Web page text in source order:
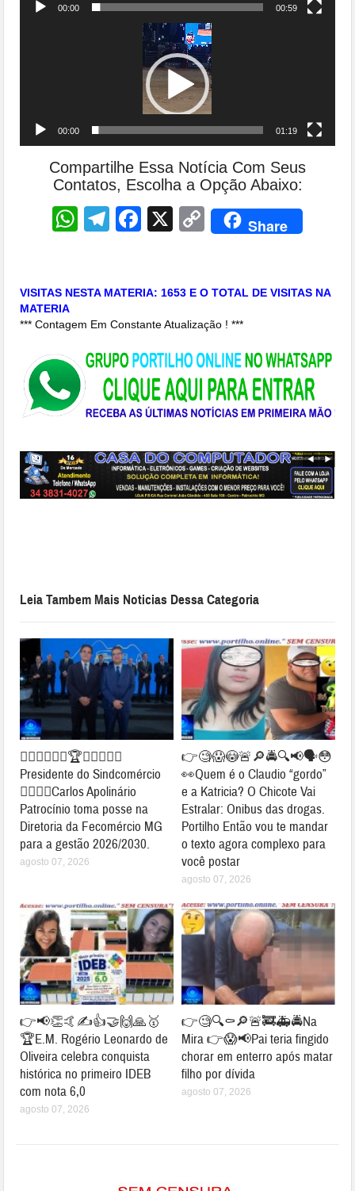
00:00 00:59
00:00 01:19
Compartilhe Essa Notícia Com Seus
Contatos, Escolha a Opção Abaixo:
WhatsApp
Telegram
Facebook
X CopyShare
VISITAS NESTA MATERIA: 1653 E O TOTAL DE VISITAS NA
MATERIA
*** Contagem Em Constante Atualização ! ***
Leia Tambem Mais Noticias Dessa Categoria
👉🏻🤝🤝✍🏻🏆🥇👏🏻👏🏻
Presidente do Sindcomércio
👉🏻👏🏻Carlos Apolinário
Patrocínio toma posse na
Diretoria da Fecomércio MG
para a gestão 2026/2030.
agosto 07, 2026
👉🧐😱😳🚨🔎🚔🔍📢🗣😳
👀Quem é o Claudio “gordo”
e a Katricia? O Chicote Vai
Estralar: Onibus das drogas.
Portilho Então vou te mandar
o texto agora complexo para
você postar
agosto 07, 2026
👉📢👏🤙✍👍🤝🙌🙏🥇
🏆E.M. Rogério Leonardo de
Oliveira celebra conquista
histórica no primeiro IDEB
com nota 6,0
agosto 07, 2026
👉🧐🔍⚰🔎🚨🚒🚑🚔Na
Mira 👉😱📢Pai teria fingido
chorar em enterro após matar
filho por dívida
agosto 07, 2026